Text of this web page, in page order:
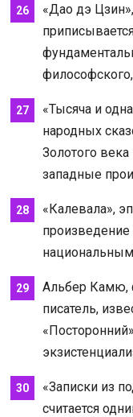
«Дао дэ
«Тысяча и
народных
Золотого
западные
«Калевала»,
произведение
Альбер Камю,
писатель,
«Записки из
считается